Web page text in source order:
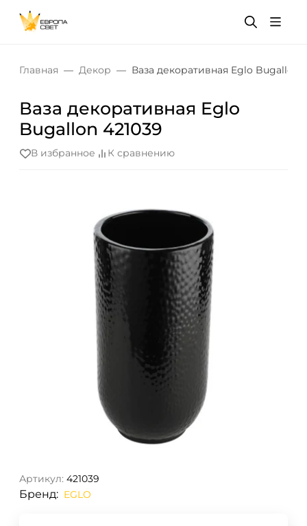
Главная Декор Ваза декоративная Eglo Bugallon
Ваза декоративная Eglo
Bugallon 421039
В избранное К сравнению
Артикул: 421039
Бренд: EGLO